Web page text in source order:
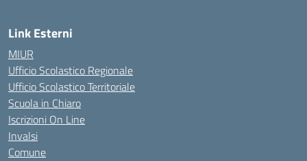
Link Esterni
MIUR
Ufficio Scolastico Regionale
Ufficio Scolastico Territoriale
Scuola in Chiaro
Iscrizioni On Line
Invalsi
Comune